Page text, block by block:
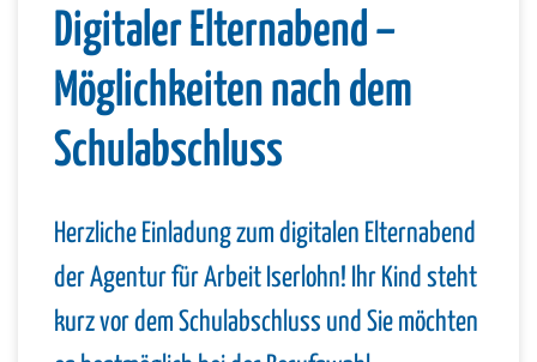
Digitaler Elternabend –
Möglichkeiten nach dem
Schulabschluss
Herzliche Einladung zum digitalen Elternabend
der Agentur für Arbeit Iserlohn! Ihr Kind steht
kurz vor dem Schulabschluss und Sie möchten